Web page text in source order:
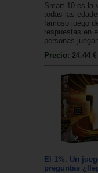
Smart 10 es la
todas las
famoso juego
respuestas en
personas
Precio: 24.44 €
El 1%. Un
preguntas